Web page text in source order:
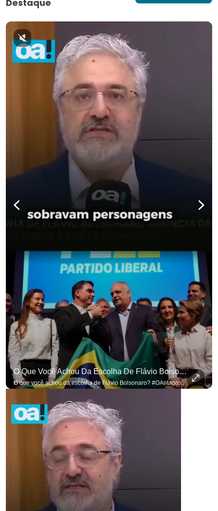
Destaque
O Que Você Achou Da Escolha De Flávio Bolsonaro? #OAntagonista
O que você achou da escolha de Flávio Bolsonaro? #OAntagonista Se você busca informação com credibilidade, inscreva-se agora e ative o